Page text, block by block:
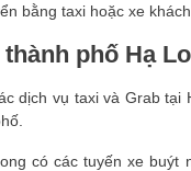
bằng taxi hoặc xe
phố Hạ
dịch vụ taxi và Grab
có các tuyến xe